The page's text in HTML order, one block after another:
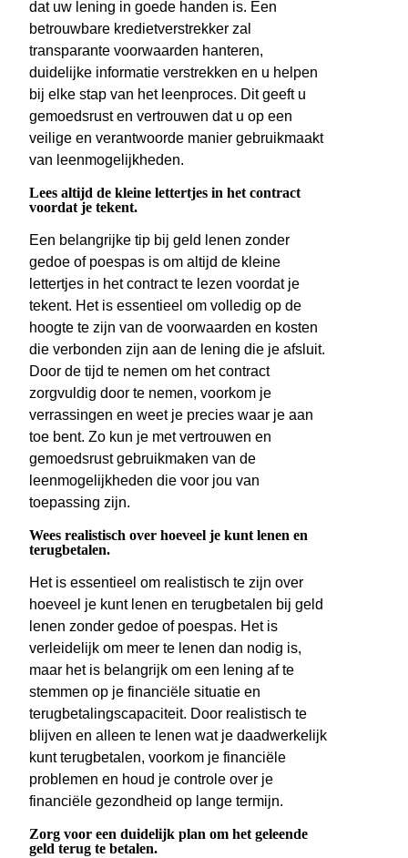
dat uw lening in goede handen is. Een
betrouwbare kredietverstrekker zal
transparante voorwaarden hanteren,
duidelijke informatie verstrekken en u helpen
bij elke stap van het leenproces. Dit geeft u
gemoedsrust en vertrouwen dat u op een
veilige en verantwoorde manier gebruikmaakt
van leenmogelijkheden.
Lees altijd de kleine lettertjes in het contract
voordat je tekent.
Een belangrijke tip bij geld lenen zonder
gedoe of poespas is om altijd de kleine
lettertjes in het contract te lezen voordat je
tekent. Het is essentieel om volledig op de
hoogte te zijn van de voorwaarden en kosten
die verbonden zijn aan de lening die je afsluit.
Door de tijd te nemen om het contract
zorgvuldig door te nemen, voorkom je
verrassingen en weet je precies waar je aan
toe bent. Zo kun je met vertrouwen en
gemoedsrust gebruikmaken van de
leenmogelijkheden die voor jou van
toepassing zijn.
Wees realistisch over hoeveel je kunt lenen en
terugbetalen.
Het is essentieel om realistisch te zijn over
hoeveel je kunt lenen en terugbetalen bij geld
lenen zonder gedoe of poespas. Het is
verleidelijk om meer te lenen dan nodig is,
maar het is belangrijk om een lening af te
stemmen op je financiële situatie en
terugbetalingscapaciteit. Door realistisch te
blijven en alleen te lenen wat je daadwerkelijk
kunt terugbetalen, voorkom je financiële
problemen en houd je controle over je
financiële gezondheid op lange termijn.
Zorg voor een duidelijk plan om het geleende
geld terug te betalen.